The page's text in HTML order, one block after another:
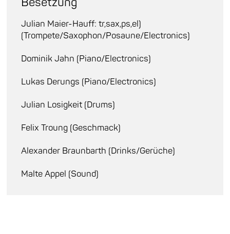
Julian Maier-Hauff: tr,sax,ps,el)
(Trompete/Saxophon/Posaune/Electronics)
Dominik Jahn (Piano/Electronics)
Lukas Derungs (Piano/Electronics)
Julian Losigkeit (Drums)
Felix Troung (Geschmack)
Alexander Braunbarth (Drinks/Gerüche)
Malte Appel (Sound)